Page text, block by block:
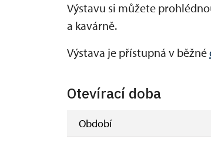
Výstavu si můžete
a kavárně.
Výstava je přístupná v běžné
Otevírací doba
Období